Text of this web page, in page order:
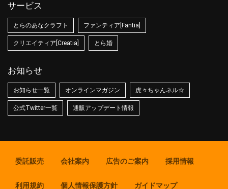
サービス
とらのあなクラフト ファンティア[Fantia]
クリエイティア[Creatia] とら婚
お知らせ
お知らせ一覧 オンラインマガジン 虎々ちゃんネル☆
公式Twitter一覧 通販アップデート情報
委託販売 会社案内 広告のご案内 採用情報
利用規約 個人情報保護方針 ガイドマップ